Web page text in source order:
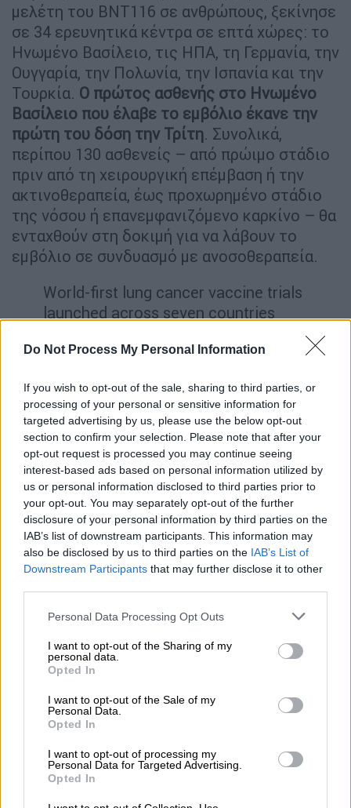
Do Not Process My Personal Information
If you wish to opt-out of the sale, sharing to third parties, or
processing of your personal or sensitive information for
targeted advertising by us, please use the below opt-out
section to confirm your selection. Please note that after your
opt-out request is processed you may continue seeing
interest-based ads based on personal information utilized by
us or personal information disclosed to third parties prior to
your opt-out. You may separately opt-out of the further
disclosure of your personal information by third parties on the
IAB’s list of downstream participants. This information may
also be disclosed by us to third parties on the IAB’s List of
Downstream Participants that may further disclose it to other
Please note that this website/app uses one or more Google
not limited to your visit or usage behaviour. You may click to
grant or deny consent to Google and its third-party tags to
use your data for below specified purposes in below Google
consent section.
Personal Data Processing Opt Outs
I want to opt-out of the Sharing of my
personal data.
Opted In
I want to opt-out of the Sale of my
Personal Data.
Opted In
I want to opt-out of processing my
Personal Data for Targeted Advertising.
Opted In
μελέτη του BNT116 σε ανθρώπους, ξεκίνησε
σε 34 ερευνητικά κέντρα σε επτά χώρες: το
Ηνωμένο Βασίλειο, τις ΗΠΑ, τη Γερμανία, την
Ουγγαρία, την Πολωνία, την Ισπανία και την
Τουρκία. Ο πρώτος ασθενής στο Ηνωμένο
Βασίλειο που έλαβε το εμβόλιο έκανε την
πρώτη του δόση την Τρίτη. Συνολικά,
περίπου 130 ασθενείς – από πρώιμο στάδιο
πριν από τη χειρουργική επέμβαση ή την
ακτινοθεραπεία, έως προχωρημένο στάδιο
της νόσου ή επανεμφανιζόμενο καρκίνο – θα
ενταχθούν στη δοκιμή για να λάβουν το
εμβόλιο σε συνδυασμό με ανοσοθεραπεία.
World-first lung cancer vaccine trials
launched across seven countries
August 23, 2024
Το εμβόλιο χρησιμοποιεί messenger RNA
(mRNA), παρόμοιο με τα εμβόλια κατά της
Covid-19, και λειτουργεί παρουσιάζοντας
στο ανοσοποιητικό σύστημα δείκτες όγκου
από τον μη μικροκυτταρικό καρκίνο του
πνεύμονα (NSCLC),προετοιμάζοντας το
σώμανα καταπολεμήσει τα καρκινικά
κύτταρα που εκφράζουν αυτούς τους
καρκίνο, αφήνοντας όμως τα υγιή κύτταρα
ανεπηρέαστα, σε αντίθεση με τη
χημειοθεραπεία.
Μπαίνουμε πλέον σε μια πολύ
συναρπαστική νέα εποχή κλινικών δοκιμών
διερεύνηση της θεραπείας του καρκίνου του
πνεύμονα », δήλωσε ο καθηγητής Siow Ming
Lee, ογκολόγος στο Πανεπιστημιακό